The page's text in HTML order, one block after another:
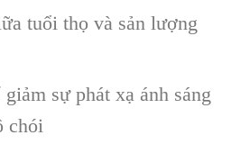
tuổi thọ và sản lượng
sự phát xạ ánh sáng
chói